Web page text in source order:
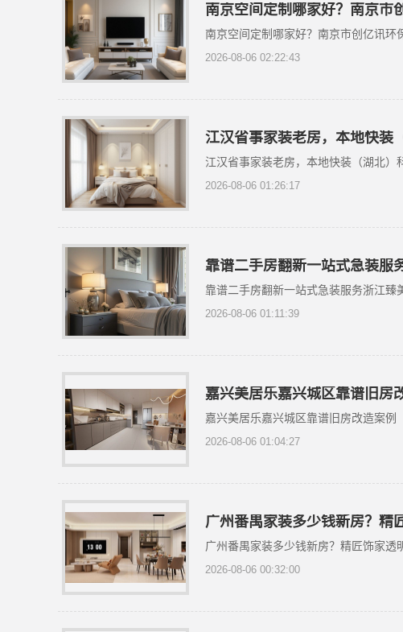
南京空间定制哪家好？南京市
南京空间定制哪家好？南京市创亿讯环
2026-08-06 02:22:43
江汉省事家装老房，本地快装
江汉省事家装老房，本地快装（湖北）
2026-08-06 01:26:17
靠谱二手房翻新一站式急装服
靠谱二手房翻新一站式急装服务浙江臻
2026-08-06 01:11:39
嘉兴美居乐嘉兴城区靠谱旧房
嘉兴美居乐嘉兴城区靠谱旧房改造案例
2026-08-06 01:04:27
广州番禺家装多少钱新房？精
广州番禺家装多少钱新房？精匠饰家透
2026-08-06 00:32:00